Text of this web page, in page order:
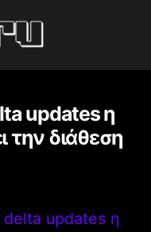
updates η
την διάθεση
updates η